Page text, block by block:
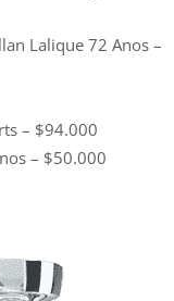
Lalique 72 Anos –
– $94.000
– $50.000